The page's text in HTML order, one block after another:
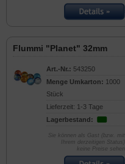
Flummi "Planet" 32mm
Art.-Nr.: 543250
Menge Umkarton: 1000
Stück
Lieferzeit: 1-3 Tage
Lagerbestand:
Sie können als Gast (bzw. mit
Ihrem derzeitigen Status)
keine Preise sehen